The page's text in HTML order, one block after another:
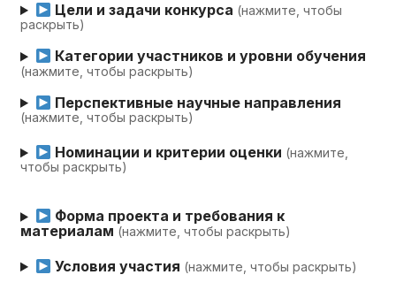
Цели и задачи конкурса (нажмите, чтобы
раскрыть)
Категории участников и уровни обучения
(нажмите, чтобы раскрыть)
Перспективные научные направления
(нажмите, чтобы раскрыть)
Номинации и критерии оценки (нажмите,
чтобы раскрыть)
Форма проекта и требования к
материалам (нажмите, чтобы раскрыть)
Условия участия (нажмите, чтобы раскрыть)